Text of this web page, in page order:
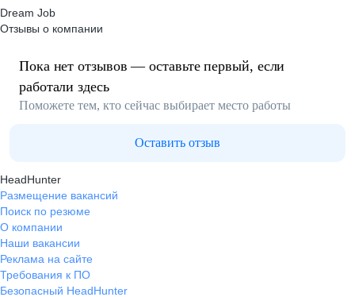
Dream Job
Отзывы о компании
Пока нет отзывов — оставьте первый, если
работали здесь
Поможете тем, кто сейчас выбирает место работы
Оставить отзыв
HeadHunter
Размещение вакансий
Поиск по резюме
О компании
Наши вакансии
Реклама на сайте
Требования к ПО
Безопасный HeadHunter